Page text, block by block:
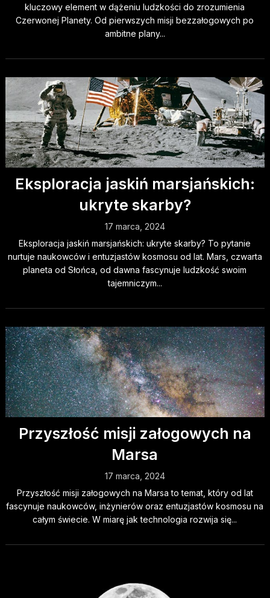
kluczowy element w dążeniu ludzkości do zrozumienia
Czerwonej Planety. Od pierwszych misji bezzałogowych po
ambitne plany...
Eksploracja jaskiń marsjańskich:
ukryte skarby?
17 marca, 2024
Eksploracja jaskiń marsjańskich: ukryte skarby? To pytanie
nurtuje naukowców i entuzjastów kosmosu od lat. Mars, czwarta
planeta od Słońca, od dawna fascynuje ludzkość swoim
tajemniczym...
Przyszłość misji załogowych na
Marsa
17 marca, 2024
Przyszłość misji załogowych na Marsa to temat, który od lat
fascynuje naukowców, inżynierów oraz entuzjastów kosmosu na
całym świecie. W miarę jak technologia rozwija się...